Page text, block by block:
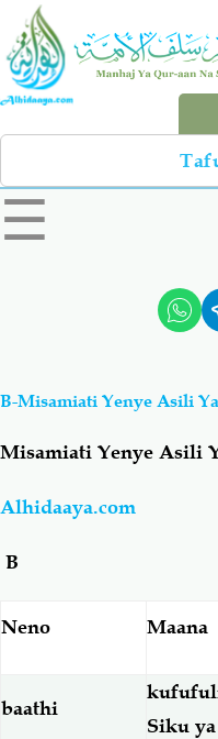
Skip
main
content
Search
left
sidebar
☰
Fataawa Za Ulamaa
B-Misamiati Yenye Asili
Misamiati Yenye Asili
Alhidaaya.com
B
Neno Maana
baathi
Siku